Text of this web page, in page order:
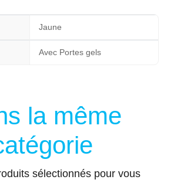
Jaune
Avec Portes gels
la même
sélectionnés pour vous